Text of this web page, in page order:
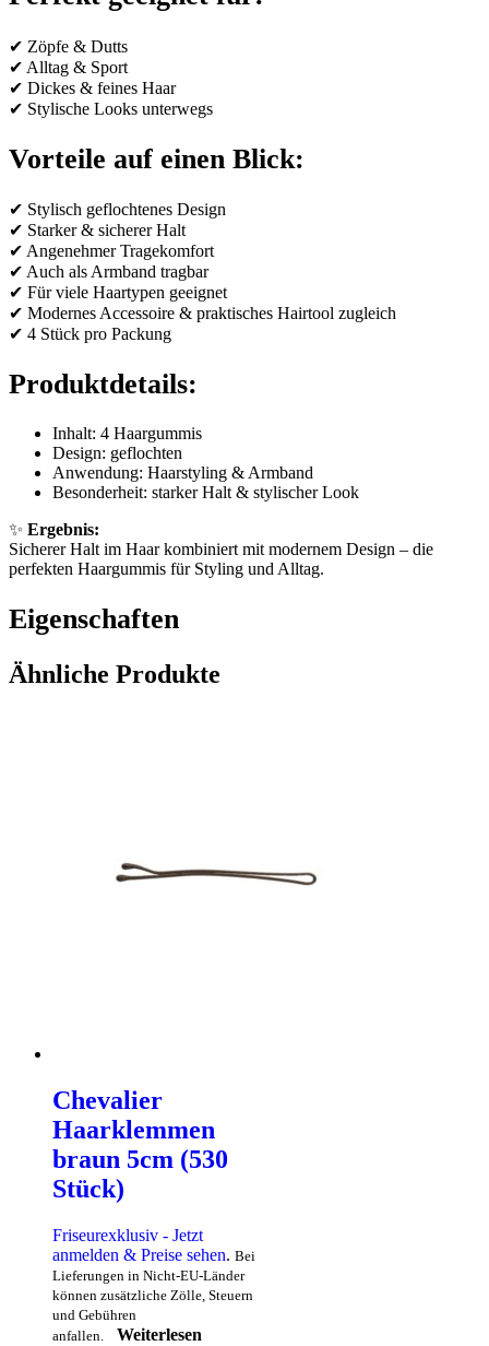
✔ Zöpfe & Dutts
✔ Alltag & Sport
✔ Dickes & feines Haar
✔ Stylische Looks unterwegs
Vorteile auf einen Blick:
✔ Stylisch geflochtenes Design
✔ Starker & sicherer Halt
✔ Angenehmer Tragekomfort
✔ Auch als Armband tragbar
✔ Für viele Haartypen geeignet
✔ Modernes Accessoire & praktisches Hairtool zugleich
✔ 4 Stück pro Packung
Produktdetails:
Inhalt: 4 Haargummis
Design: geflochten
Anwendung: Haarstyling & Armband
Besonderheit: starker Halt & stylischer Look
✨ Ergebnis:
Sicherer Halt im Haar kombiniert mit modernem Design – die
perfekten Haargummis für Styling und Alltag.
Eigenschaften
Ähnliche Produkte
Chevalier
Haarklemmen
braun 5cm (530
Stück)
Friseurexklusiv - Jetzt
anmelden & Preise sehen. Bei
Lieferungen in Nicht-EU-Länder
können zusätzliche Zölle, Steuern
und Gebühren
anfallen.
Weiterlesen